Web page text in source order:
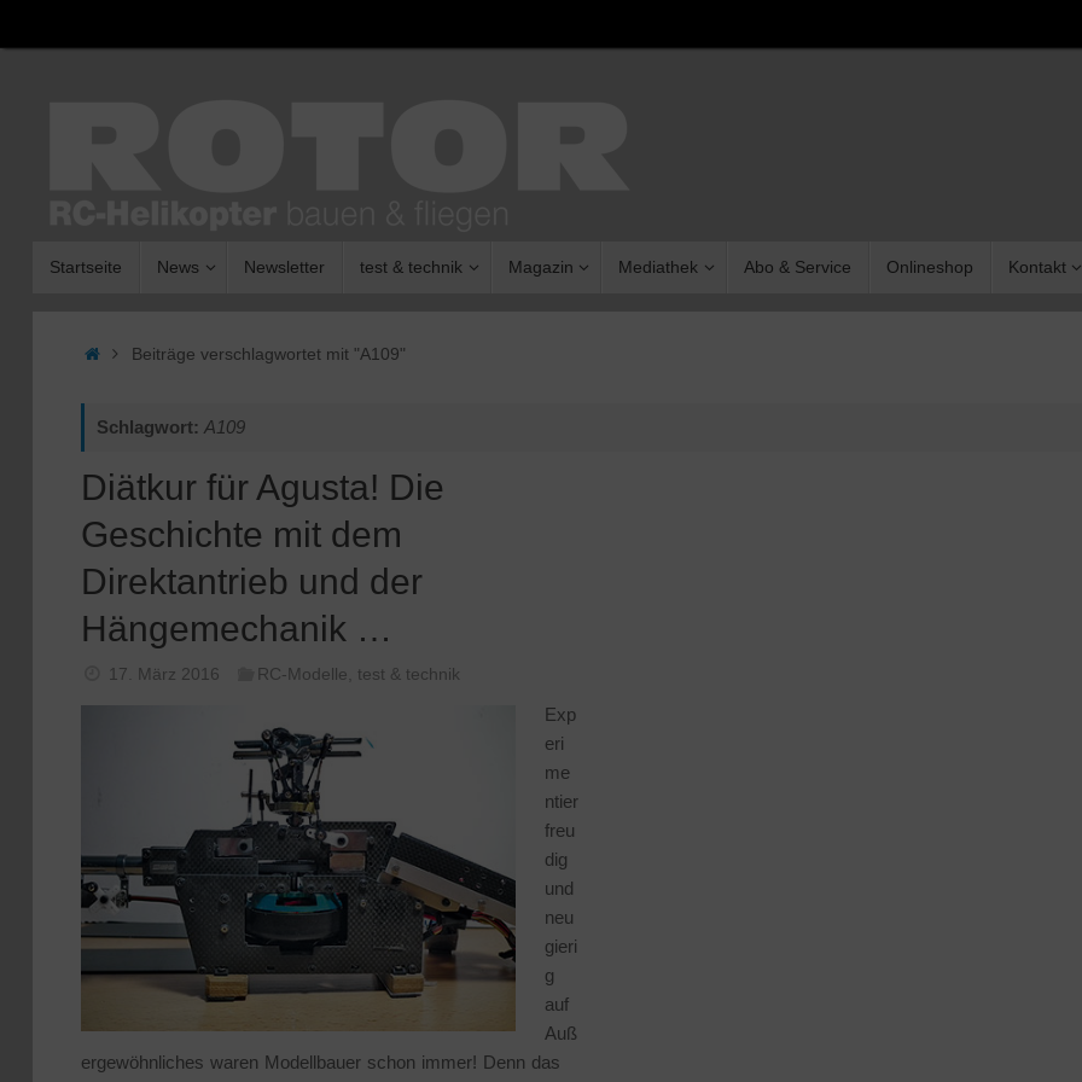
Inhalt
Startseite News Newsletter test & technik Magazin Mediathek Abo & Service Onlineshop Kontakt
StartBeiträge verschlagwortet mit "A109"
Schlagwort: A109
Diätkur für Agusta! Die
Geschichte mit dem
Direktantrieb und der
Hängemechanik …
17. März 2016 RC-Modelle test & technik
Exp
eri
me
ntier
freu
dig
und
neu
gieri
g
auf
Auß
ergewöhnliches waren Modellbauer schon immer! Denn das